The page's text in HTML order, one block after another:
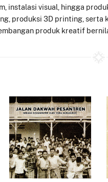
instalasi visual, hingga
produksi 3D printing,
produk kreatif